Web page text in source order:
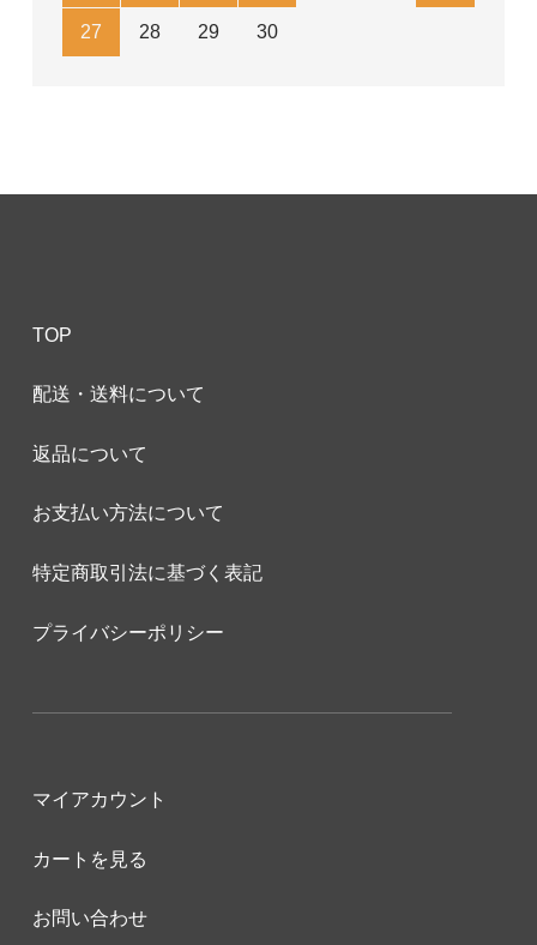
27 28 29 30
TOP
配送・送料について
返品について
お支払い方法について
特定商取引法に基づく表記
プライバシーポリシー
マイアカウント
カートを見る
お問い合わせ